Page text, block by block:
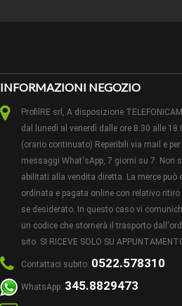
INFORMAZIONI NEGOZIO
ProfilRE srl, A disposizione
dal lunedì al venerdì dalle ore 8.30 alle
(orario continuato) Reperibili via mail e per
messaggi What'sApp, 7 giorni su 7. Non
abilitati alla vendita diretta. La merce può
ordinata e pagata online con relativo ritiro
se desiderato. In questo caso vi
un codice che stornerà il trasporto
sito. SI RICEVE SOLO SU
Contattaci subito: 0522.578310
WhatsApp: 345.8829473